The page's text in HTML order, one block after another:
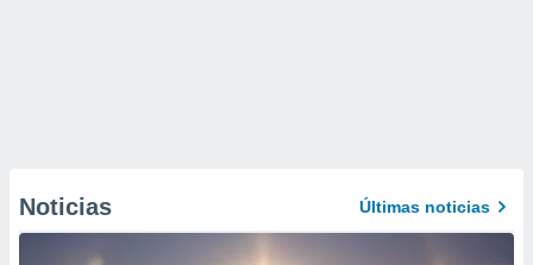
Noticias Últimas noticias